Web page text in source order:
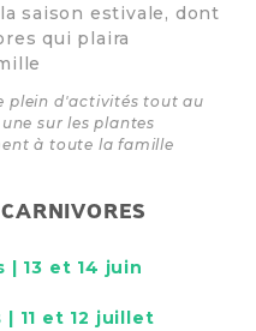
plein d'activités tout au
sur les plantes
à toute la famille
| 13 et 14 juin
11 et 12 juillet